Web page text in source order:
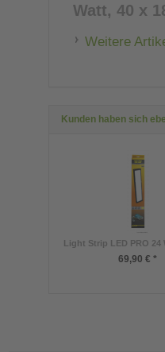
Watt, 40 x
Weitere
Kunden haben sich
Light Strip LED PRO 24
69,90 € *